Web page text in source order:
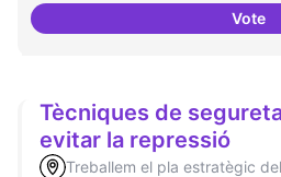
Vote
Tècniques de
evitar la repressió
Treballem el pla estratègic